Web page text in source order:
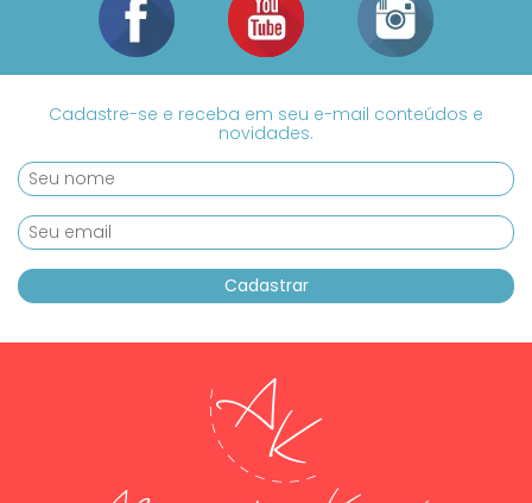
Cadastre-se e receba em seu e-mail conteúdos e
novidades.